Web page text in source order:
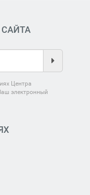
Центра
электронный